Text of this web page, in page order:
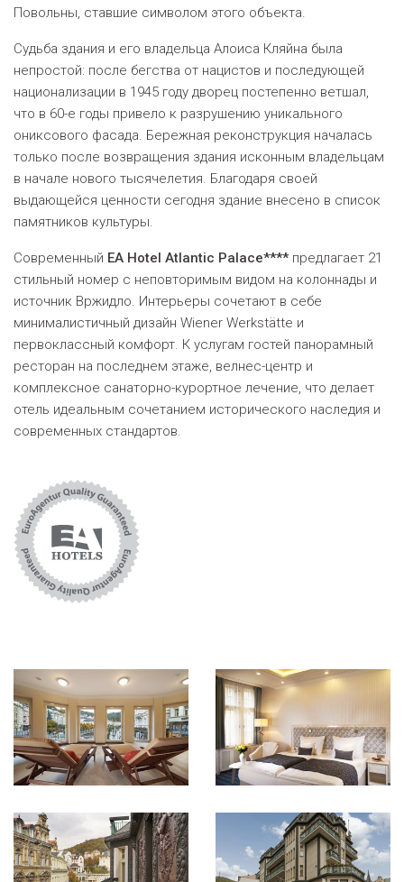
Повольны, ставшие символом этого объекта.
Судьба здания и его владельца Алоиса Кляйна была
непростой: после бегства от нацистов и последующей
национализации в 1945 году дворец постепенно ветшал,
что в 60-е годы привело к разрушению уникального
ониксового фасада. Бережная реконструкция началась
только после возвращения здания исконным владельцам
в начале нового тысячелетия. Благодаря своей
выдающейся ценности сегодня здание внесено в список
памятников культуры.
Современный EA Hotel Atlantic Palace****предлагает 21
стильный номер с неповторимым видом на колоннады и
источник Вржидло. Интерьеры сочетают в себе
минималистичный дизайн Wiener Werkstätte и
первоклассный комфорт. К услугам гостей панорамный
ресторан на последнем этаже, велнес-центр и
комплексное санаторно-курортное лечение, что делает
отель идеальным сочетанием исторического наследия и
современных стандартов.